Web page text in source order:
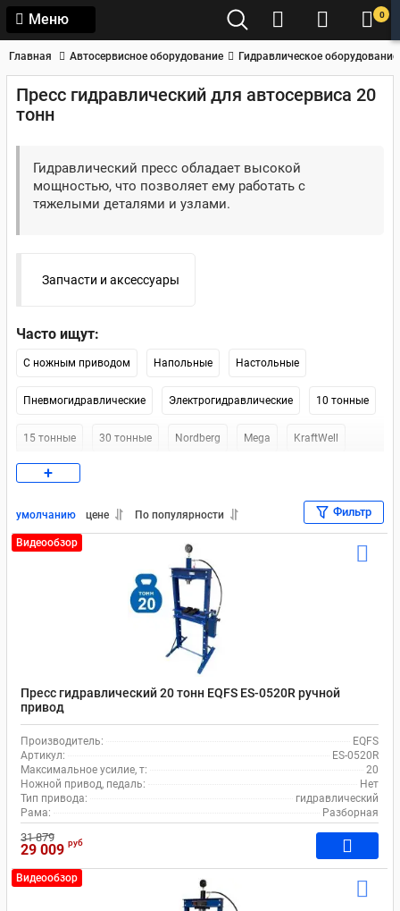
Меню 0
Главная Автосервисное оборудование Гидравлическое оборудование
Пресс гидравлический для автосервиса 20
тонн
Гидравлический пресс обладает высокой
мощностью, что позволяет ему работать с
тяжелыми деталями и узлами.
Запчасти и аксессуары
Часто ищут:
С ножным приводом Напольные Настольные
Пневмогидравлические Электрогидравлические 10 тонные
15 тонные 30 тонные Nordberg Mega KraftWell
Werther-OMA
Напольный 30 тонн Напольные 20 тонн
+
умолчанию цене По популярности Фильтр
Видеообзор
Пресс гидравлический 20 тонн EQFS ES-0520R ручной
привод
Производитель:
EQFS
Артикул:
ES-0520R
Максимальное усилие, т:
20
Ножной привод, педаль:
Нет
Тип привода:
гидравлический
Рама:
Разборная
31 879
29 009 руб
Видеообзор